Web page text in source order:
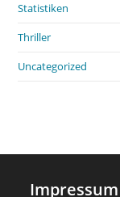
Statistiken
Thriller
Uncategorized
Impressum